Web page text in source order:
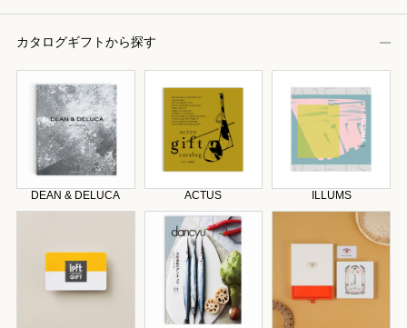
カタログギフトから探す
DEAN & DELUCA ACTUS ILLUMS